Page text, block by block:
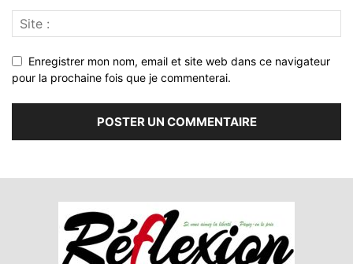
Enregistrer mon nom, email et site web dans ce navigateur
pour la prochaine fois que je commenterai.